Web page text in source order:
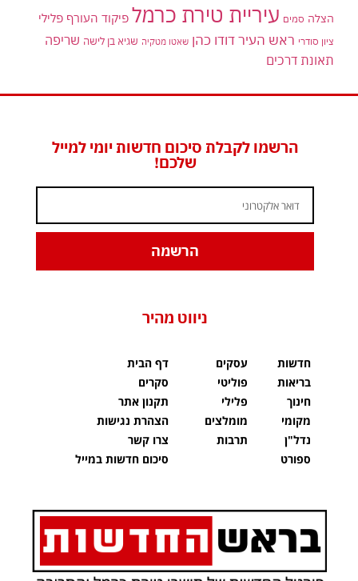
הצלה סמים עיריית טירת כרמל פיקוד העורף פלילי
ציון סודרי ראש העיר דודו כהן שאטו מטקיה שגיא בן לישה שריפה
תאונת דרכים
הרשמו לקבלת סיכום חדשות יומי למייל
שלכם!
הרשמה
ניווט מהיר
חדשות
בריאות
חינוך
מקומי
נדל"ן
ספורט
עסקים
פוליטי
פלילי
מומלצים
תרבות
דף הבית
סקרים
תקנון אתר
הצהרת נגישות
צרו קשר
סיכום חדשות במייל